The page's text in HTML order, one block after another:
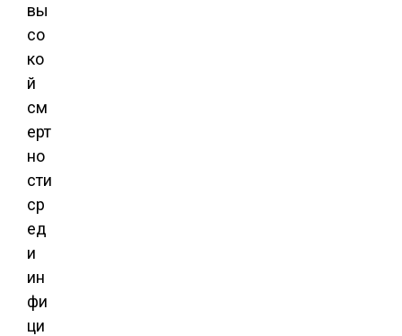
вы
со
ко
й
см
ерт
но
сти
ср
ед
и
ин
фи
ци